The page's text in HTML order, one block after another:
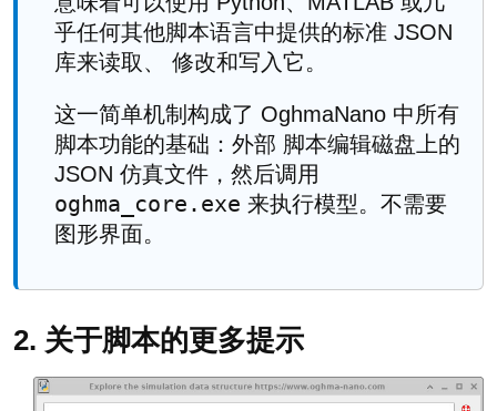
乎任何其他脚本语言中提供的标准 JSON
库来读取、 修改和写入它。
这一简单机制构成了 OghmaNano 中所有
脚本功能的基础：外部 脚本编辑磁盘上的
JSON 仿真文件，然后调用
oghma_core.exe 来执行模型。不需要
图形界面。
2. 关于脚本的更多提示